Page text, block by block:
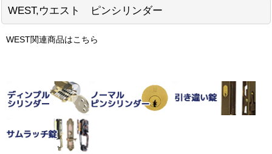
WEST,ウエスト ピンシリンダー
WEST関連商品はこちら